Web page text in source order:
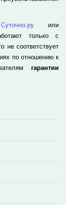
Суточно.руили
только с
не соответствует
по отношению к
гарантии